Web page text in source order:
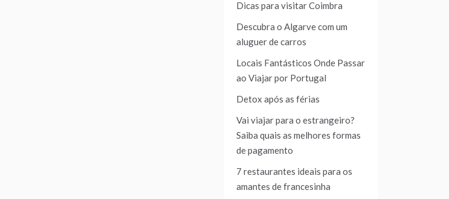
Dicas para visitar Coimbra
Descubra o Algarve com um
aluguer de carros
Locais Fantásticos Onde Passar
ao Viajar por Portugal
Detox após as férias
Vai viajar para o estrangeiro?
Saiba quais as melhores formas
de pagamento
7 restaurantes ideais para os
amantes de francesinha